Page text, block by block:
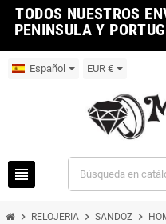
TODOS NUESTROS
PENINSULA Y
Español EUR €
view_headline
chevron_right RELOJERIA chevron_right SANDOZ chevron_right